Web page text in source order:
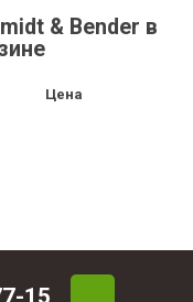
& Bender в
Цена
15